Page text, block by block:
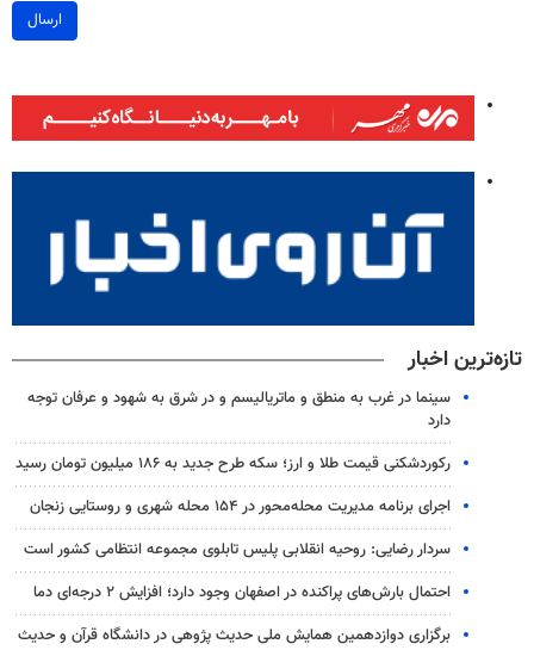
ارسال
تازه‌ترین اخبار
سینما در غرب به منطق و ماتریالیسم و در شرق به شهود و عرفان توجه
دارد
رکوردشکنی قیمت طلا و ارز؛ سکه طرح جدید به ۱۸۶ میلیون تومان رسید
اجرای برنامه مدیریت محله‌محور در ۱۵۴ محله شهری و روستایی زنجان
سردار رضایی: روحیه انقلابی پلیس تابلوی مجموعه انتظامی کشور است
احتمال بارش‌های پراکنده در اصفهان وجود دارد؛ افزایش ۲ درجه‌ای دما
برگزاری دوازدهمین همایش ملی حدیث پژوهی در دانشگاه قرآن و حدیث